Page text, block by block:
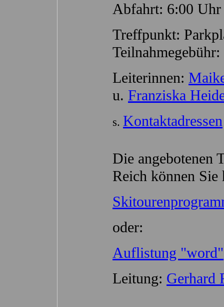
Abfahrt: 6:00 Uhr
Treffpunkt:
Leiterinnen:
u. Franziska
s. Kontaktadressen
Die angebotenen
Reich können Sie
oder:
Auflistung "word"
Leitung: Gerhard